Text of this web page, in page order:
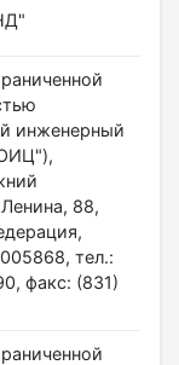
инженерный
88,
тел.:
факс: (831)